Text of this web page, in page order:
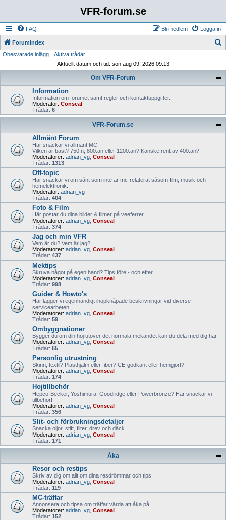
VFR-forum.se
FAQ Logga in
Bli medlem
Forumindex
Obesvarade inlägg
Aktiva trådar
Aktuellt datum och tid: sön aug 09, 2026 09:13
Om VFR-Forum
Information
Information om forumet samt regler och kontaktuppgifter.
Moderator: Conseal
Trådar: 6
VFR-Forum.se
Allmänt Forum
Här snackar vi allmänt MC.
Vilken är bäst? 750:n, 800:an eller 1200:an? Kanske rent av 400:an?
Moderatorer: adrian_vg Conseal
Trådar: 1313
Off-topic
Här snackar vi om sånt som inte är mc-relaterat såsom film, musik och
hemelektronik.
Moderator: adrian_vg
Trådar: 404
Foto & Film
Här postar du dina bilder & filmer på veeferrer
Moderatorer: adrian_vg Conseal
Trådar: 374
Jag och min VFR
Vem är du? Vem är jag?
Moderatorer: adrian_vg Conseal
Trådar: 437
Mektips
Skruva något på egen hand? Tips före - och efter.
Moderatorer: adrian_vg Conseal
Trådar: 998
Guider & Howto's
Här lägger vi egenhändigt ihopknåpade beskrivningar vid diverse
servicearbeten.
Moderatorer: adrian_vg Conseal
Trådar: 59
Ombyggnationer
Bygger du om din hoj utöver det normala mekandet kan du dela med dig här.
Moderatorer: adrian_vg Conseal
Trådar: 65
Personlig utrustning
Skinn, textil? Plasthjälm eller fiber? CE-godkänt eller hemgjort?
Moderatorer: adrian_vg Conseal
Trådar: 174
Hojtillbehör
Hepco-Becker, Yoshimura, Goodridge eller Powerbronze? Här snackar vi
tillbehör!
Moderatorer: adrian_vg Conseal
Trådar: 356
Slit- och förbrukningsdetaljer
Snacka oljor, stift, filter, drev och däck.
Moderatorer: adrian_vg Conseal
Trådar: 171
Åka
Resor och restips
Skriv av dig om allt om dina resdrömmar och tips!
Moderatorer: adrian_vg Conseal
Trådar: 119
MC-träffar
Annonsera och tipsa om träffar värda att åka på!
Moderatorer: adrian_vg Conseal
Trådar: 152